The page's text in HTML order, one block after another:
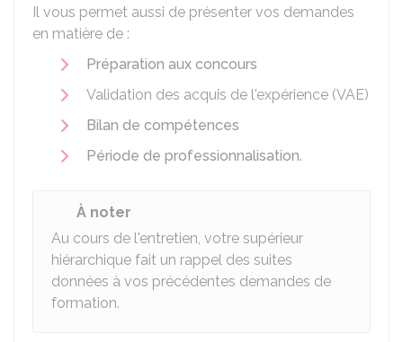
Il vous permet aussi de présenter vos demandes
en matière de :
Préparation aux concours
Validation des acquis de l'expérience (VAE)
Bilan de compétences
Période de professionnalisation.
À noter
Au cours de l'entretien, votre supérieur
hiérarchique fait un rappel des suites
données à vos précédentes demandes de
formation.